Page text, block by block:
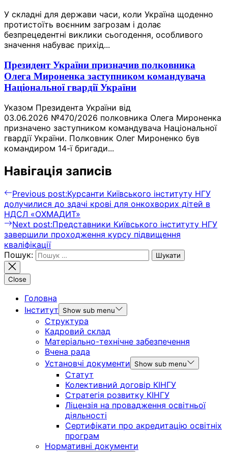
У складні для держави часи, коли Україна щоденно
протистоїть воєнним загрозам і долає
безпрецедентні виклики сьогодення, особливого
значення набуває прихід...
Президент України призначив полковника
Олега Мироненка заступником командувача
Національної гвардії України
Указом Президента України від
03.06.2026 №470/2026 полковника Олега Мироненка
призначено заступником командувача Національної
гвардії України. Полковник Олег Мироненко був
командиром 14-ї бригади...
Навігація записів
Previous post:Курсанти Київського інституту НГУ
долучилися до здачі крові для онкохворих дітей в
НДСЛ «ОХМАДИТ»
Next post:Представники Київського інституту НГУ
завершили проходження курсу підвищення
кваліфікації
Пошук:
Close
Головна
Інститут
Show sub menu
Структура
Кадровий склад
Матеріально-технічне забезпечення
Вчена рада
Установчі документи
Show sub menu
Статут
Колективний договір КІНГУ
Стратегія розвитку КІНГУ
Ліцензія на провадження освітньої
діяльності
Сертифікати про акредитацію освітніх
програм
Нормативні документи